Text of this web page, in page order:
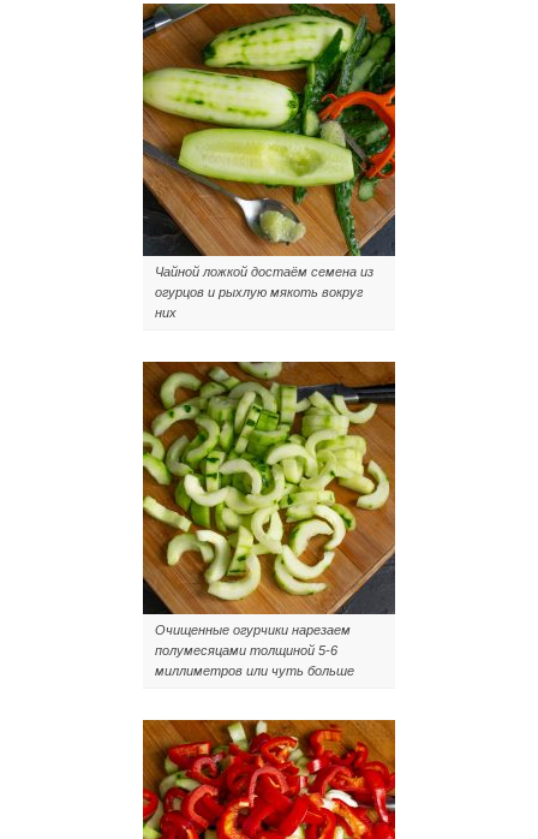
Чайной ложкой достаём семена из
огурцов и рыхлую мякоть вокруг
них
Очищенные огурчики нарезаем
полумесяцами толщиной 5-6
миллиметров или чуть больше